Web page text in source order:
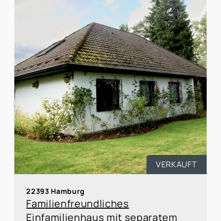
VERKAUFT
22393 Hamburg
Familienfreundliches
Einfamilienhaus mit separatem